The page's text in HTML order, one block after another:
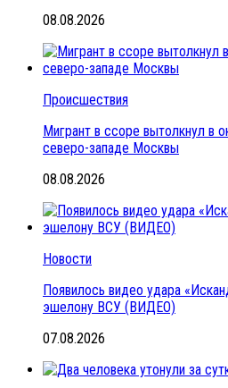
08.08.2026
Происшествия
Мигрант в ссоре вытолкнул в
северо-западе Москвы
08.08.2026
Новости
Появилось видео удара
эшелону ВСУ (ВИДЕО)
07.08.2026